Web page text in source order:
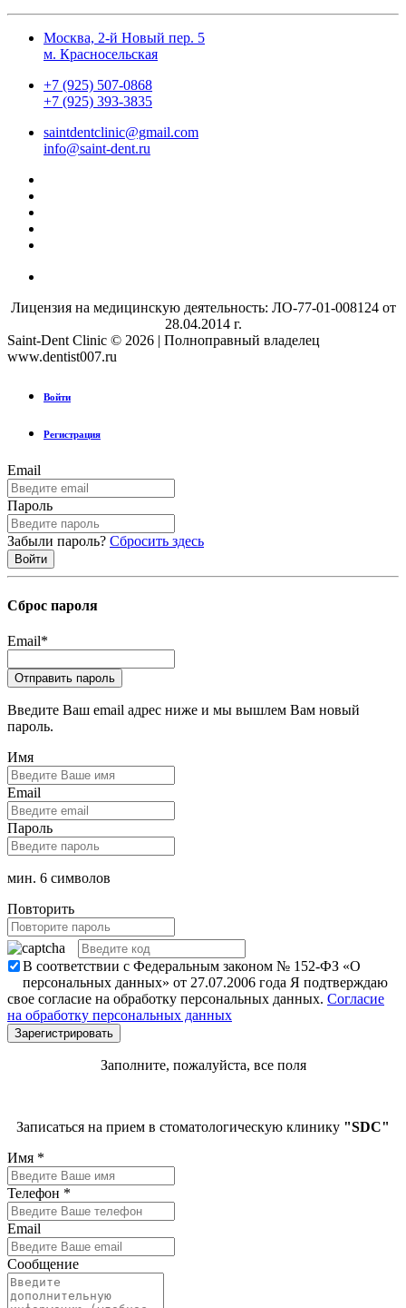
Москва, 2-й Новый пер. 5
м. Красносельская
+7 (925) 507-0868
+7 (925) 393-3835
saintdentclinic@gmail.com
info@saint-dent.ru
Лицензия на медицинскую деятельность: ЛО-77-01-008124 от
28.04.2014 г.
Saint-Dent Clinic © 2026 | Полноправный владелец
www.dentist007.ru
Войти
Регистрация
Email
Пароль
Забыли пароль? Сбросить здесь
Сброс пароля
Email*
Введите Ваш email адрес ниже и мы вышлем Вам новый
пароль.
Имя
Email
Пароль
мин. 6 символов
Повторить
В соответствии с Федеральным законом № 152-ФЗ «О
персональных данных» от 27.07.2006 года Я подтверждаю
свое согласие на обработку персональных данных. Согласие
на обработку персональных данных
Заполните, пожалуйста, все поля
Записаться на прием в стоматологическую клинику "SDC"
Имя *
Телефон *
Email
Сообщение